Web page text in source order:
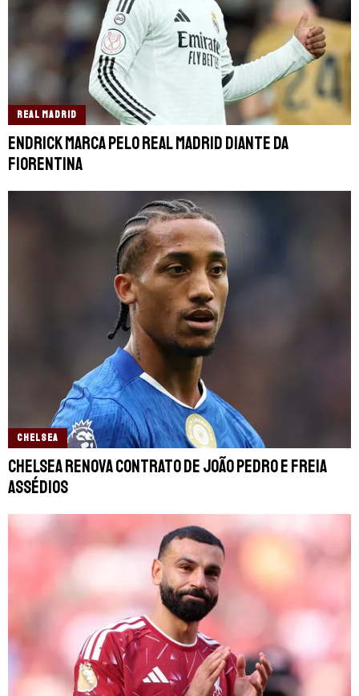
REAL MADRID
Endrick marca pelo Real Madrid diante da
Fiorentina
CHELSEA
Chelsea renova contrato de João Pedro e freia
assédios